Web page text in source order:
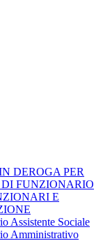
DEROGA PER
DI FUNZIONARIO
E
Assistente Sociale
Amministrativo